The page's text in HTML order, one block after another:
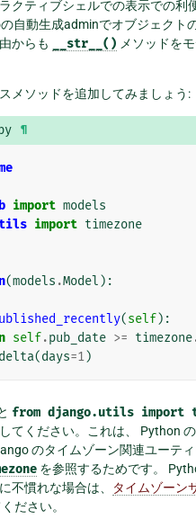
クティブシェルでの表示での利
自動生成adminでオブジェクト
からも
__str__() メソッドを
メソッドを追加してみましょう:
¶
import models
import timezone
(models .Model ):
(self):
self.pub_date >= timezone
(days=1)
from django.utils import
てください。これは、 Python
のタイムゾーン関連ユーテ
を参照するためです。
不慣れな場合は、
タイムゾーン
ださい。